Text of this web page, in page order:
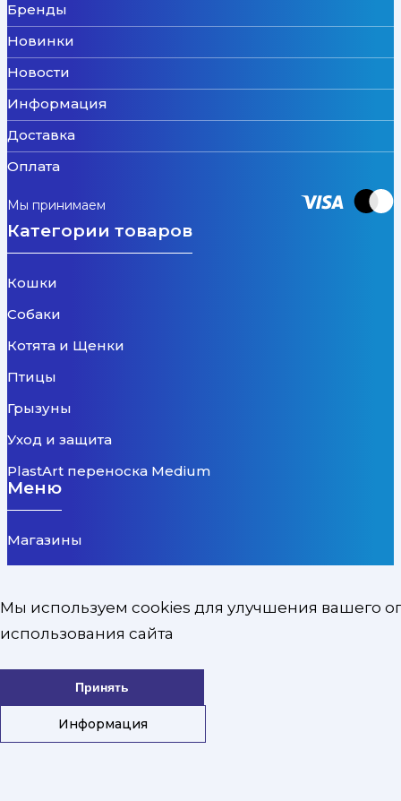
Бренды
Новинки
Новости
Информация
Доставка
Оплата
Мы принимаем
Категории товаров
Кошки
Собаки
Котята и Щенки
Птицы
Грызуны
Уход и защита
PlastArt переноска Medium
Меню
Магазины
О компании
Скидки
Топ продаж
Бренды
Новости
Мы используем cookies для улучшения вашего
использования сайта
Принять
Информация